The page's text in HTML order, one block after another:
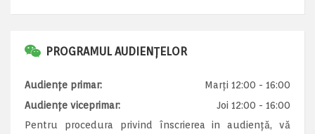
PROGRAMUL AUDIENȚELOR
Audiențe primar:
Marți 12:00 - 16:00
Audiențe viceprimar:
Joi 12:00 - 16:00
Pentru procedura privind înscrierea in audiență, vă